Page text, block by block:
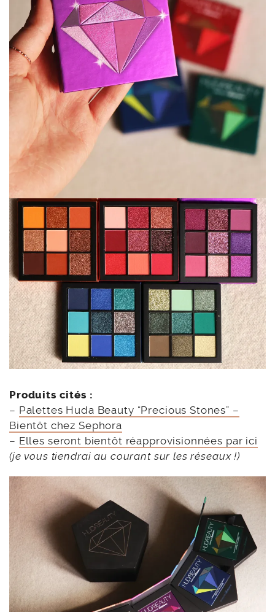
Produits cités :
– Palettes Huda Beauty “Precious Stones” –
Bientôt chez Sephora
– Elles seront bientôt réapprovisionnées par ici
(je vous tiendrai au courant sur les réseaux !)